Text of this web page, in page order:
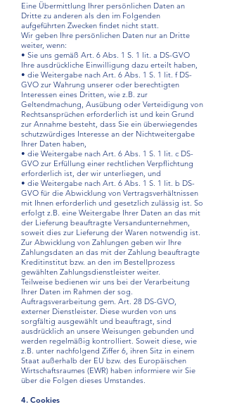
Eine Übermittlung Ihrer persönlichen Daten an
Dritte zu anderen als den im Folgenden
aufgeführten Zwecken findet nicht statt.
Wir geben Ihre persönlichen Daten nur an Dritte
weiter, wenn:
• Sie uns gemäß Art. 6 Abs. 1 S. 1 lit. a DS-GVO
Ihre ausdrückliche Einwilligung dazu erteilt haben,
• die Weitergabe nach Art. 6 Abs. 1 S. 1 lit. f DS-
GVO zur Wahrung unserer oder berechtigten
Interessen eines Dritten, wie z.B. zur
Geltendmachung, Ausübung oder Verteidigung von
Rechtsansprüchen erforderlich ist und kein Grund
zur Annahme besteht, dass Sie ein überwiegendes
schutzwürdiges Interesse an der Nichtweitergabe
Ihrer Daten haben,
• die Weitergabe nach Art. 6 Abs. 1 S. 1 lit. c DS-
GVO zur Erfüllung einer rechtlichen Verpflichtung
erforderlich ist, der wir unterliegen, und
• die Weitergabe nach Art. 6 Abs. 1 S. 1 lit. b DS-
GVO für die Abwicklung von Vertragsverhältnissen
mit Ihnen erforderlich und gesetzlich zulässig ist. So
erfolgt z.B. eine Weitergabe Ihrer Daten an das mit
der Lieferung beauftragte Versandunternehmen,
soweit dies zur Lieferung der Waren notwendig ist.
Zur Abwicklung von Zahlungen geben wir Ihre
Zahlungsdaten an das mit der Zahlung beauftragte
Kreditinstitut bzw. an den im Bestellprozess
gewählten Zahlungsdienstleister weiter.
Teilweise bedienen wir uns bei der Verarbeitung
Ihrer Daten im Rahmen der sog.
Auftragsverarbeitung gem. Art. 28 DS-GVO,
externer Dienstleister. Diese wurden von uns
sorgfältig ausgewählt und beauftragt, sind
ausdrücklich an unsere Weisungen gebunden und
werden regelmäßig kontrolliert. Soweit diese, wie
z.B. unter nachfolgend Ziffer 6, ihren Sitz in einem
Staat außerhalb der EU bzw. des Europäischen
Wirtschaftsraumes (EWR) haben informiere wir Sie
über die Folgen dieses Umstandes.
4. Cookies